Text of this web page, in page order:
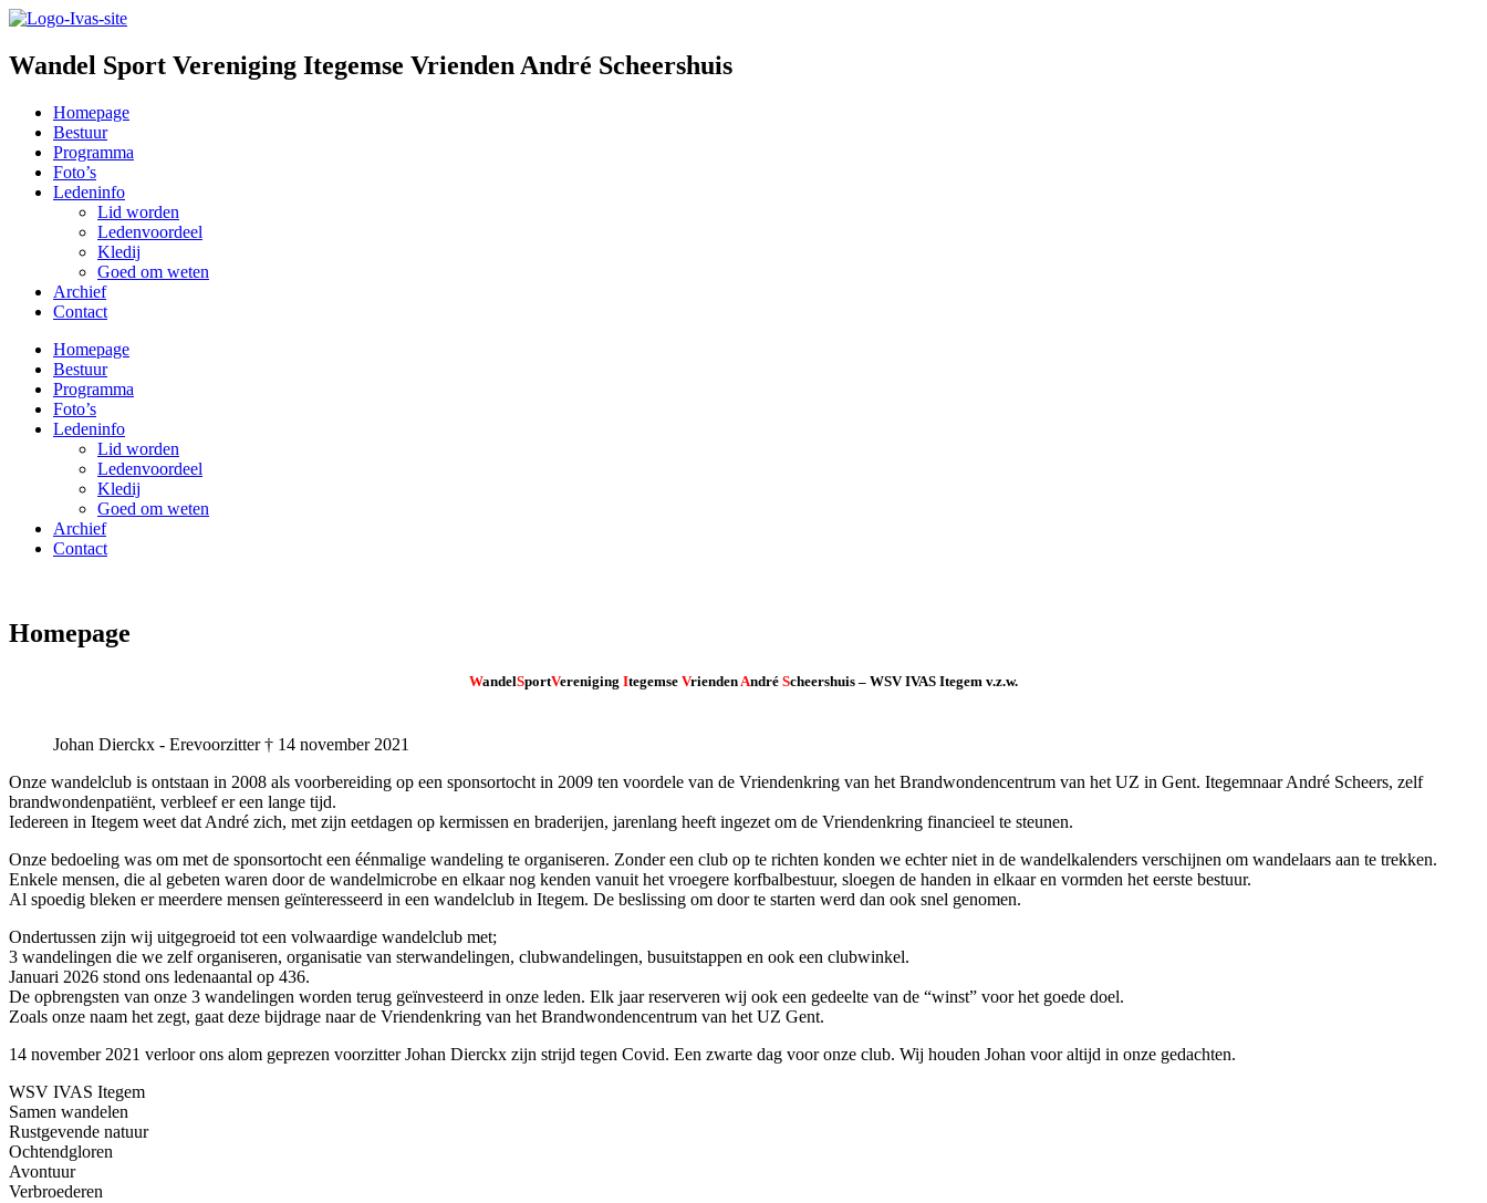
Wandel Sport Vereniging Itegemse Vrienden André Scheershuis
Homepage
Bestuur
Programma
Foto’s
Ledeninfo
Lid worden
Ledenvoordeel
Kledij
Goed om weten
Archief
Contact
Homepage
Bestuur
Programma
Foto’s
Ledeninfo
Lid worden
Ledenvoordeel
Kledij
Goed om weten
Archief
Contact
Homepage
WandelSportVereniging Itegemse Vrienden André Scheershuis – WSV IVAS Itegem v.z.w.
Johan Dierckx - Erevoorzitter † 14 november 2021
Onze wandelclub is ontstaan in 2008 als voorbereiding op een sponsortocht in 2009 ten voordele van de Vriendenkring van het Brandwondencentrum van het UZ in Gent. Itegemnaar André Scheers, zelf
brandwondenpatiënt, verbleef er een lange tijd.
Iedereen in Itegem weet dat André zich, met zijn eetdagen op kermissen en braderijen, jarenlang heeft ingezet om de Vriendenkring financieel te steunen.
Onze bedoeling was om met de sponsortocht een éénmalige wandeling te organiseren. Zonder een club op te richten konden we echter niet in de wandelkalenders verschijnen om wandelaars aan te trekken.
Enkele mensen, die al gebeten waren door de wandelmicrobe en elkaar nog kenden vanuit het vroegere korfbalbestuur, sloegen de handen in elkaar en vormden het eerste bestuur.
Al spoedig bleken er meerdere mensen geïnteresseerd in een wandelclub in Itegem. De beslissing om door te starten werd dan ook snel genomen.
Ondertussen zijn wij uitgegroeid tot een volwaardige wandelclub met;
3 wandelingen die we zelf organiseren, organisatie van sterwandelingen, clubwandelingen, busuitstappen en ook een clubwinkel.
Januari 2026 stond ons ledenaantal op 436.
De opbrengsten van onze 3 wandelingen worden terug geïnvesteerd in onze leden. Elk jaar reserveren wij ook een gedeelte van de “winst” voor het goede doel.
Zoals onze naam het zegt, gaat deze bijdrage naar de Vriendenkring van het Brandwondencentrum van het UZ Gent.
14 november 2021 verloor ons alom geprezen voorzitter Johan Dierckx zijn strijd tegen Covid. Een zwarte dag voor onze club. Wij houden Johan voor altijd in onze gedachten.
WSV IVAS Itegem
Samen wandelen
Rustgevende natuur
Ochtendgloren
Avontuur
Verbroederen